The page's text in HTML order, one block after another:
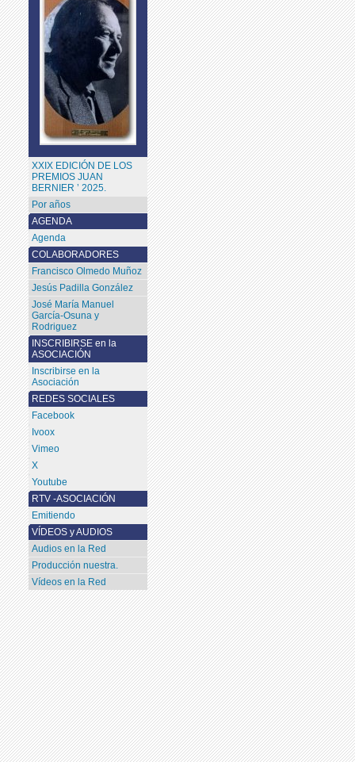
AGENDA
Agenda
COLABORADORES
Francisco Olmedo Muñoz
Jesús Padilla González
José María Manuel
García-Osuna y
Rodriguez
INSCRIBIRSE en la
ASOCIACIÓN
Inscribirse en la
Asociación
XXIX EDICIÓN DE LOS
PREMIOS JUAN
BERNIER ’ 2025.
Por años
REDES SOCIALES
Facebook
Ivoox
Vimeo
X
Youtube
RTV -ASOCIACIÓN
Emitiendo
VÍDEOS y AUDIOS
Audios en la Red
Producción nuestra.
Vídeos en la Red